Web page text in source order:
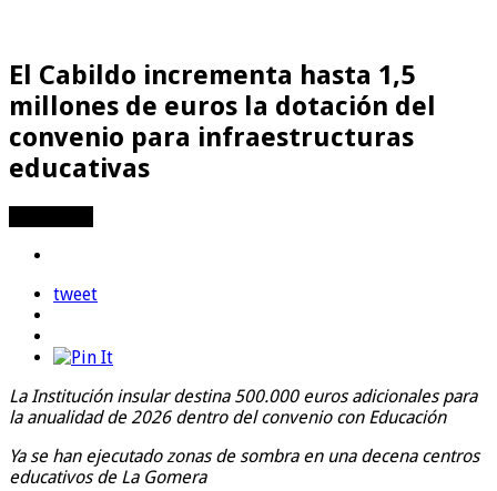
El Cabildo incrementa hasta 1,5
millones de euros la dotación del
convenio para infraestructuras
educativas
tweet
La Institución insular destina 500.000 euros adicionales para
la anualidad de 2026 dentro del convenio con Educación
Ya se han ejecutado zonas de sombra en una decena centros
educativos de La Gomera